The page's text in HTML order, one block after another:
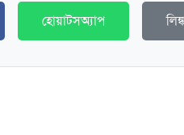
হোয়াটসঅ্যাপ